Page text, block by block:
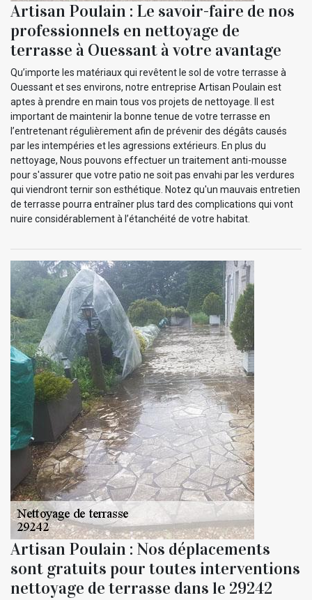
Artisan Poulain : Le savoir-faire de nos
professionnels en nettoyage de
terrasse à Ouessant à votre avantage
Qu’importe les matériaux qui revêtent le sol de votre terrasse à
Ouessant et ses environs, notre entreprise Artisan Poulain est
aptes à prendre en main tous vos projets de nettoyage. Il est
important de maintenir la bonne tenue de votre terrasse en
l’entretenant régulièrement afin de prévenir des dégâts causés
par les intempéries et les agressions extérieurs. En plus du
nettoyage, Nous pouvons effectuer un traitement anti-mousse
pour s'assurer que votre patio ne soit pas envahi par les verdures
qui viendront ternir son esthétique. Notez qu'un mauvais entretien
de terrasse pourra entraîner plus tard des complications qui vont
nuire considérablement à l’étanchéité de votre habitat.
Artisan Poulain : Nos déplacements
sont gratuits pour toutes interventions
nettoyage de terrasse dans le 29242